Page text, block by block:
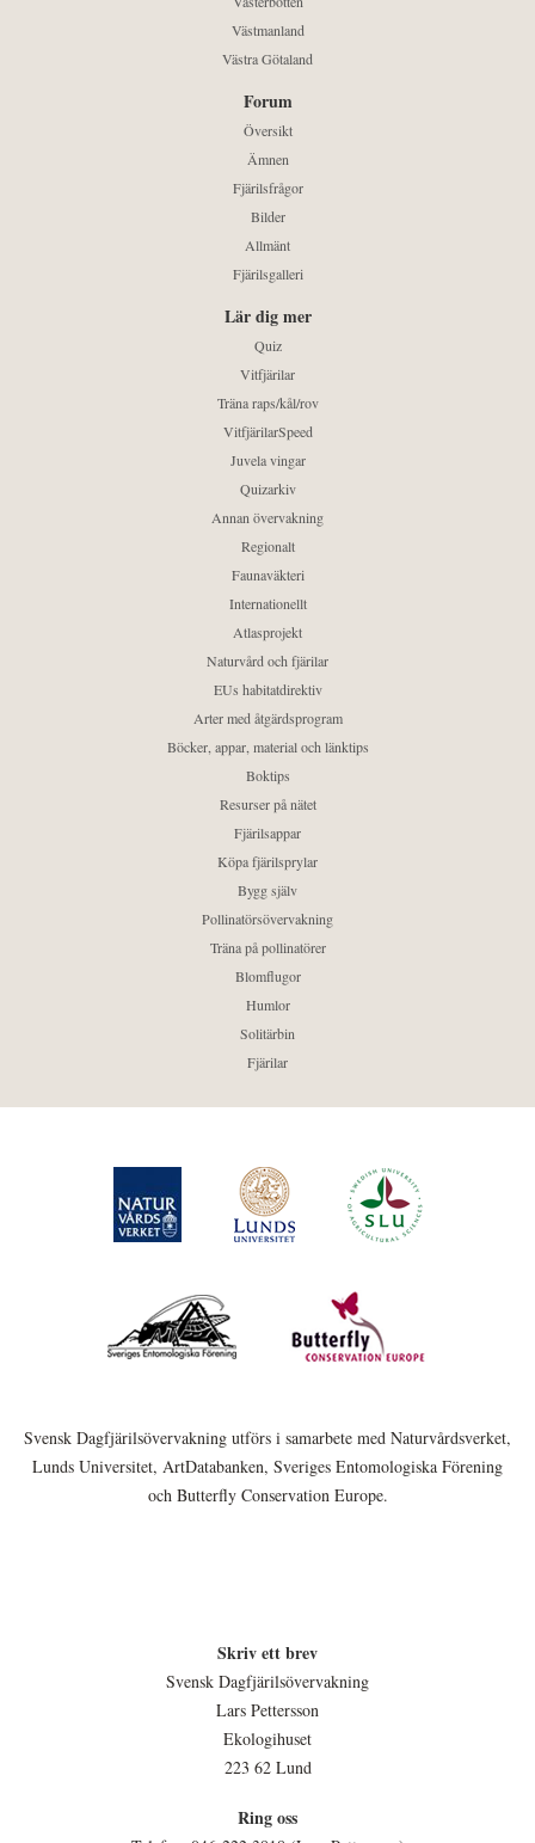
Västmanland
Västra Götaland
Forum
Översikt
Ämnen
Fjärilsfrågor
Bilder
Allmänt
Fjärilsgalleri
Lär dig mer
Quiz
Vitfjärilar
Träna raps/kål/rov
VitfjärilarSpeed
Juvela vingar
Quizarkiv
Annan övervakning
Regionalt
Faunaväkteri
Internationellt
Atlasprojekt
Naturvård och fjärilar
EUs habitatdirektiv
Arter med åtgärdsprogram
Böcker, appar, material och länktips
Boktips
Resurser på nätet
Fjärilsappar
Köpa fjärilsprylar
Bygg själv
Pollinatörsövervakning
Träna på pollinatörer
Blomflugor
Humlor
Solitärbin
Fjärilar
Svensk Dagfjärilsövervakning utförs i samarbete med Naturvårdsverket,
Lunds Universitet, ArtDatabanken, Sveriges Entomologiska Förening
och Butterfly Conservation Europe.
Skriv ett brev
Svensk Dagfjärilsövervakning
Lars Pettersson
Ekologihuset
223 62 Lund
Ring oss